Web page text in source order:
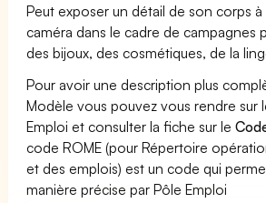
Peut exposer un détail de son corps
caméra dans le cadre de campagnes
des bijoux, des cosmétiques, de la
Pour avoir une description plus
Modèle vous pouvez vous rendre sur
Emploi et consulter la fiche sur le
code ROME (pour Répertoire
et des emplois) est un code qui
manière précise par Pôle Emploi